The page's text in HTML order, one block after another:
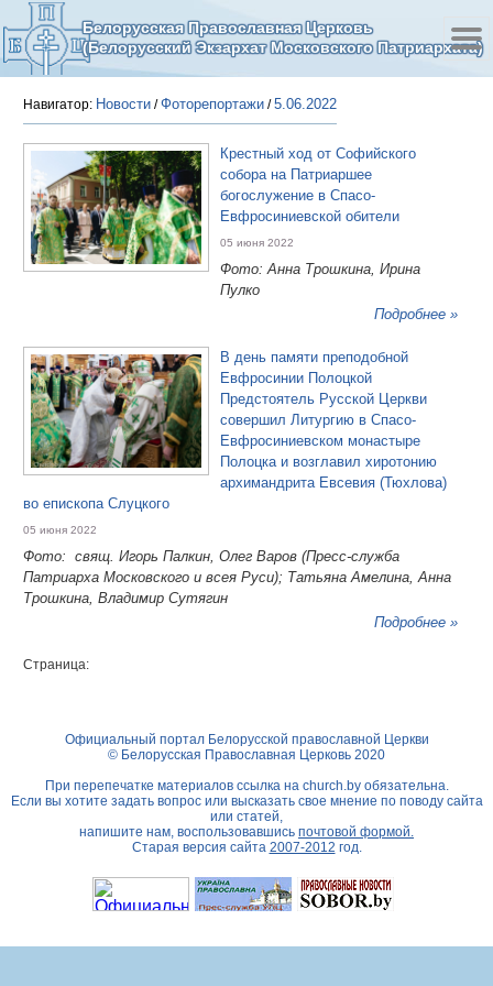
Белорусская Православная Церковь
(Белорусский Экзархат Московского Патриархата)
Навигатор: Новости /Фоторепортажи /5.06.2022
Крестный ход от Софийского
собора на Патриаршее
богослужение в Спасо-
Евфросиниевской обители
05 июня 2022
Фото: Анна Трошкина, Ирина
Пулко
Подробнее »
В день памяти преподобной
Евфросинии Полоцкой
Предстоятель Русской Церкви
совершил Литургию в Спасо-
Евфросиниевском монастыре
Полоцка и возглавил хиротонию
архимандрита Евсевия (Тюхлова)
во епископа Слуцкого
05 июня 2022
Фото: свящ. Игорь Палкин, Олег Варов (Пресс-служба
Патриарха Московского и всея Руси); Татьяна Амелина, Анна
Трошкина, Владимир Сутягин
Подробнее »
Страница:
Официальный портал Белорусской православной Церкви
© Белорусская Православная Церковь 2020
При перепечатке материалов ссылка на church.byобязательна.
Если вы хотите задать вопрос или высказать свое мнение по поводу сайта
или статей,
напишите нам, воспользовавшись почтовой формой.
Старая версия сайта 2007-2012 год.